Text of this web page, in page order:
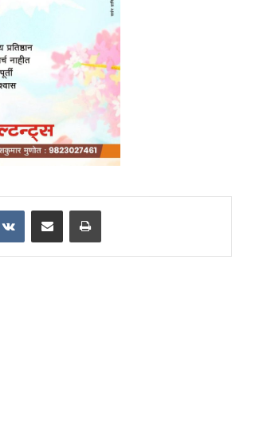
VKontakteShare via Email Print